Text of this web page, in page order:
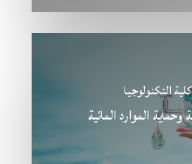
كلية التكنولوجيا
الموارد المائية